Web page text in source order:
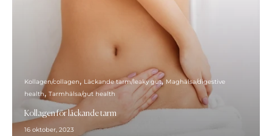
Kollagen/collagen Läckande tarm/leaky gut
Maghälsa/digestive
health
Tarmhälsa/gut health
Kollagen för läckande tarm
16 oktober, 2023